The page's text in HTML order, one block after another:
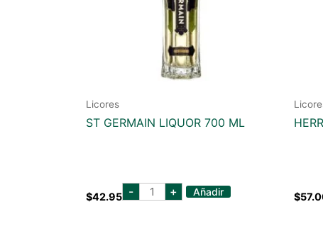
Licores
ST GERMAIN LIQUOR 700 ML
$42.95 - st
germain
+ Añadir $